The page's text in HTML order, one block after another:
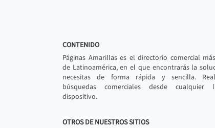
CONTENIDO
Páginas Amarillas es el directorio comercial
de Latinoamérica, en el que encontrarás la
necesitas de forma rápida y sencilla.
búsquedas comerciales desde cualquier
dispositivo.
OTROS DE NUESTROS SITIOS